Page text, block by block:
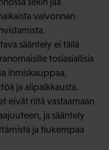
valvonnan
sääntely ei tällä
tosiasiallisia
ihmiskauppaa,
ja alipalkkausta.
eivät riitä vastaamaan
ja sääntely
ja tiukempaa